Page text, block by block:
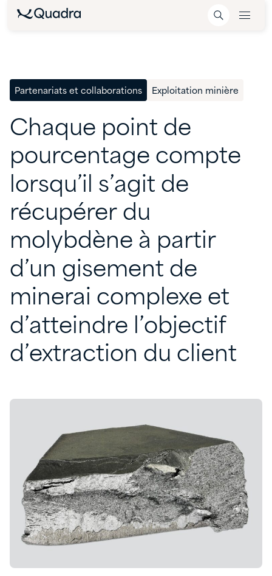
Partenariats et collaborations Exploitation minière
Chaque point de
pourcentage compte
lorsqu’il s’agit de
récupérer du
molybdène à partir
d’un gisement de
minerai complexe et
d’atteindre l’objectif
d’extraction du client